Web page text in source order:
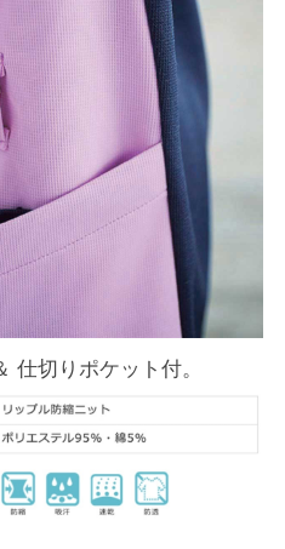
仕切りポケット付。